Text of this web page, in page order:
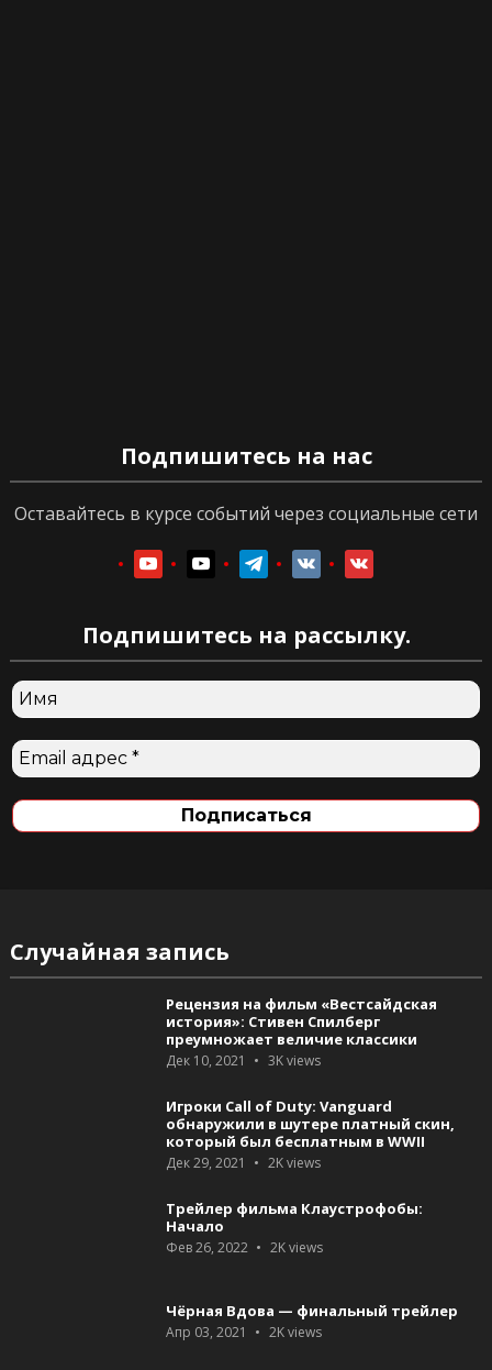
Подпишитесь на нас
Оставайтесь в курсе событий через социальные сети
youtubeyoutubetelegramvkontaktevkontakte
Подпишитесь на рассылку.
Случайная запись
Рецензия на фильм «Вестсайдская
история»: Стивен Спилберг
преумножает величие классики
Дек 10, 2021 3Kviews
Игроки Call of Duty: Vanguard
обнаружили в шутере платный скин,
который был бесплатным в WWII
Дек 29, 2021 2Kviews
Трейлер фильма Клаустрофобы:
Начало
Фев 26, 2022 2Kviews
Чёрная Вдова — финальный трейлер
Апр 03, 2021 2Kviews